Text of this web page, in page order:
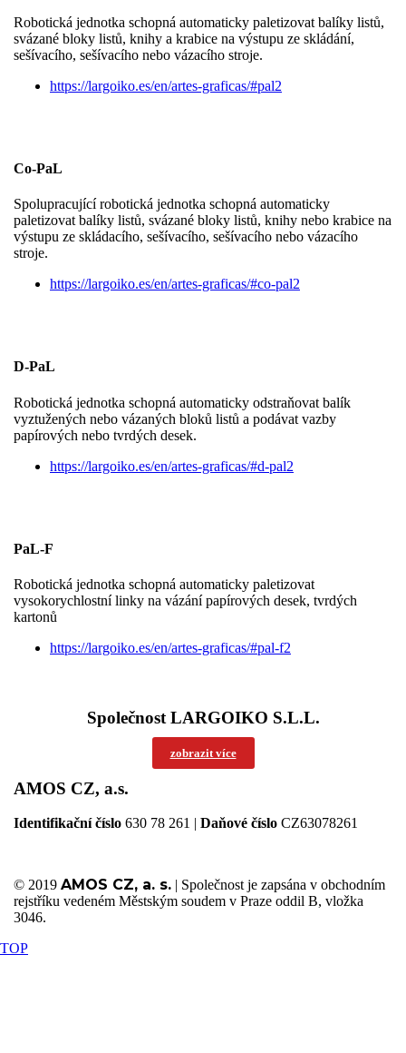
Robotická jednotka schopná automaticky paletizovat balíky listů,
svázané bloky listů, knihy a krabice na výstupu ze skládání,
sešívacího, sešívacího nebo vázacího stroje.
https://largoiko.es/en/artes-graficas/#pal2
Co-PaL
Spolupracující robotická jednotka schopná automaticky
paletizovat balíky listů, svázané bloky listů, knihy nebo krabice na
výstupu ze skládacího, sešívacího, sešívacího nebo vázacího
stroje.
https://largoiko.es/en/artes-graficas/#co-pal2
D-PaL
Robotická jednotka schopná automaticky odstraňovat balík
vyztužených nebo vázaných bloků listů a podávat vazby
papírových nebo tvrdých desek.
https://largoiko.es/en/artes-graficas/#d-pal2
PaL-F
Robotická jednotka schopná automaticky paletizovat
vysokorychlostní linky na vázání papírových desek, tvrdých
kartonů
https://largoiko.es/en/artes-graficas/#pal-f2
Společnost LARGOIKO S.L.L.
zobrazit více
AMOS CZ, a.s.
Identifikační číslo 630 78 261 | Daňové číslo CZ63078261
© 2019 AMOS CZ, a. s. | Společnost je zapsána v obchodním
rejstříku vedeném Městským soudem v Praze oddil B, vložka
3046.
TOP